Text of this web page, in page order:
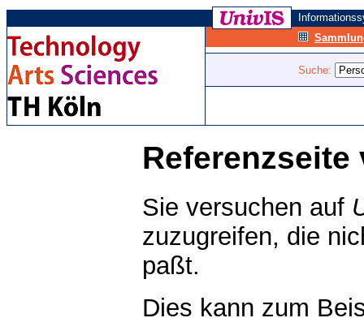
Suche:
Referenzseite
Sie versuchen auf
zuzugreifen, die
paßt.
Dies kann zum